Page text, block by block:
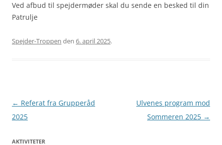
Ved afbud til spejdermøder skal du sende en besked til din
Patrulje
Spejder-Troppen den 6. april 2025.
Artikel
navigation
← Referat fra Grupperåd
2025
Ulvenes program mod
Sommeren 2025 →
AKTIVITETER